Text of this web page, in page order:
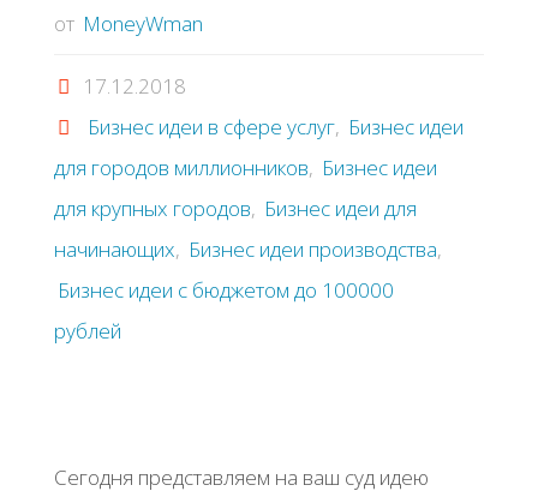
от MoneyWman
17.12.2018
Бизнес идеи в сфере услуг, Бизнес идеи
для городов миллионников, Бизнес идеи
для крупных городов, Бизнес идеи для
начинающих, Бизнес идеи производства,
Бизнес идеи с бюджетом до 100000
рублей
Сегодня представляем на ваш суд идею